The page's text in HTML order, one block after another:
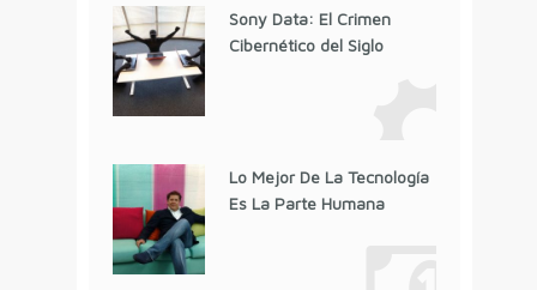
Sony Data: El Crimen
Cibernético del Siglo
Lo Mejor De La Tecnología
Es La Parte Humana